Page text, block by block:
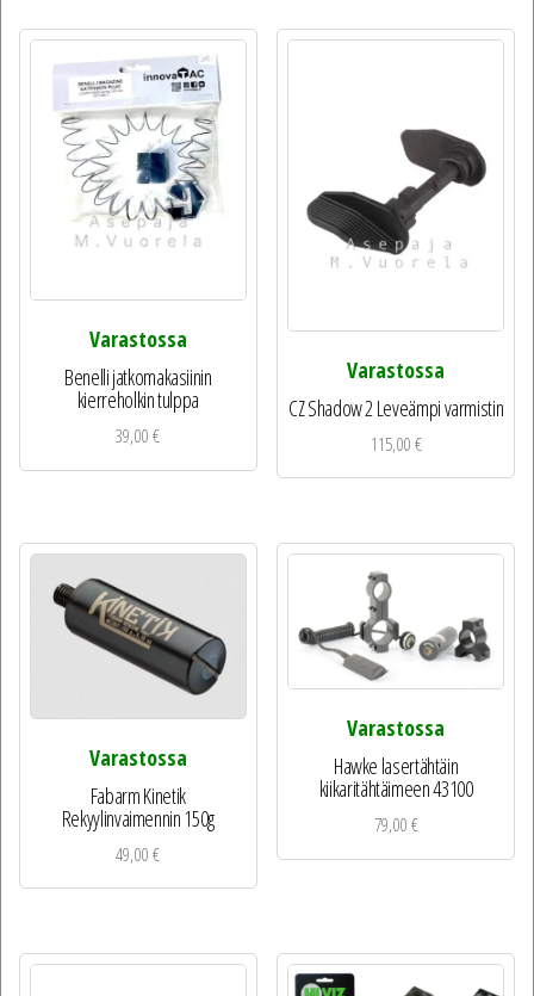
Varastossa
Benelli jatkomakasiinin
kierreholkin tulppa
39,00€
Varastossa
CZ Shadow 2 Leveämpi varmistin
115,00€
Varastossa
Fabarm Kinetik
Rekyylinvaimennin 150g
49,00€
Varastossa
Hawke lasertähtäin
kiikaritähtäimeen 43100
79,00€